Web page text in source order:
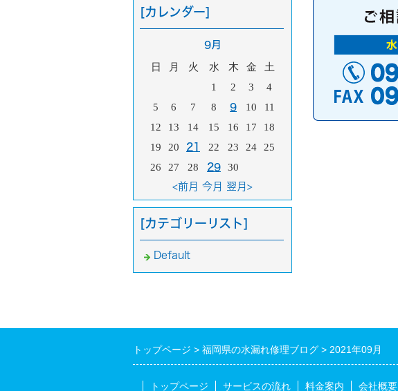
[カレンダー]
9月
日 月 火 水 木 金
土
1
2 3
4
5
6 7 8 9 10
11
12
13 14 15 16 17
18
19
20 21 22 23 24
25
26
27 28 29 30
<前月 今月 翌月>
[カテゴリーリスト]
Default
トップページ 福岡県の水漏れ修理ブログ 2021年09月
トップページ サービスの流れ 料金案内 会社概要